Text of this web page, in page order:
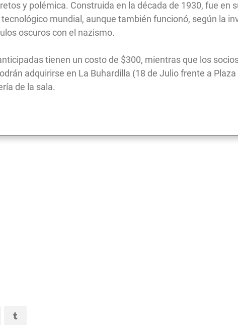
y polémica. Construida en la década de 1930, fue en
mundial, aunque también funcionó, según la
oscuros con el nazismo.
tienen un costo de $300, mientras que los
adquirirse en La Buhardilla (18 de Julio frente a
de la sala.